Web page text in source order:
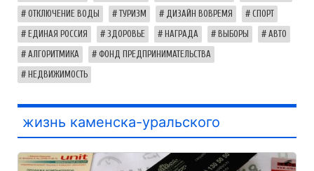
ОТКЛЮЧЕНИЕ ВОДЫ ТУРИЗМ ДИЗАЙН ВОВРЕМЯ СПОРТ
ЕДИНАЯ РОССИЯ ЗДОРОВЬЕ НАГРАДА ВЫБОРЫ АВТО
АЛГОРИТМИКА ФОНД ПРЕДПРИНИМАТЕЛЬСТВА
НЕДВИЖИМОСТЬ
жизнь каменска-уральского